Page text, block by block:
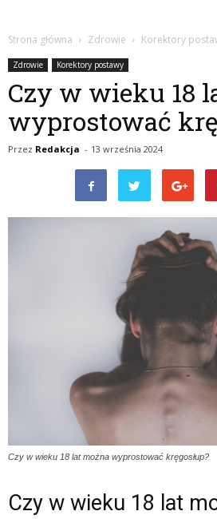
Strona główna Zdrowie Korektory
Zdrowie Korektory postawy
Czy w wieku 18
wyprostować
Przez Redakcja - 13 września 2024
Czy w wieku 18 lat można wyprostować kręgosłup?
Czy w wieku 18 lat